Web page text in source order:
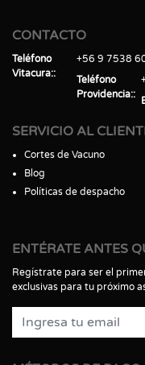
CONTACTO
Teléfono
Vitacura:
+56 9 7538
Teléfono
Providencia:
SERVICIO AL
Cortes de Vacuno
Blog
Políticas de despacho
ENTÉRATE ANTES
Regístrate para ser el
exclusivas para tu próximo